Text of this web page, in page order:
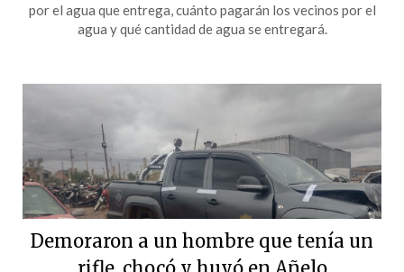
por el agua que entrega, cuánto pagarán los vecinos por el
agua y qué cantidad de agua se entregará.
Demoraron a un hombre que tenía un